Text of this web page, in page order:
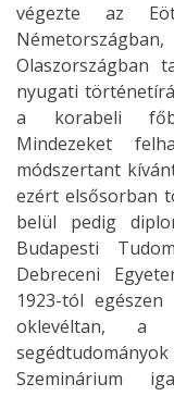
végezte az
Olaszországban
nyugati
a korabeli
Mindezeket
módszertant
ezért elsősorban
belül pedig
Budapesti
Debreceni
1923-tól
oklevéltan, a
Szeminárium